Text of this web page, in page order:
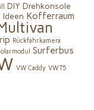
DIY Drehkonsole
Ideen Kofferraum
Rückfahrkamera
Surferbus
VW Caddy VW T5